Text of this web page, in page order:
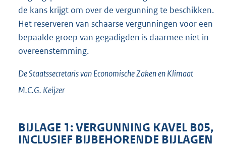
de kans krijgt om over de vergunning te beschikken.
Het reserveren van schaarse vergunningen voor een
bepaalde groep van gegadigden is daarmee niet in
overeenstemming.
De Staatssecretaris van Economische Zaken en Klimaat
M.C.G. Keijzer
BIJLAGE 1: VERGUNNING KAVEL B05,
INCLUSIEF BIJBEHORENDE BIJLAGEN